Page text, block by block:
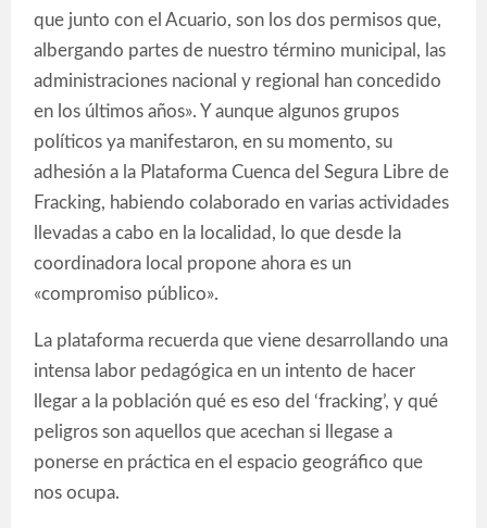
que junto con el Acuario, son los dos permisos que,
albergando partes de nuestro término municipal, las
administraciones nacional y regional han concedido
en los últimos años». Y aunque algunos grupos
políticos ya manifestaron, en su momento, su
adhesión a la Plataforma Cuenca del Segura Libre de
Fracking, habiendo colaborado en varias actividades
llevadas a cabo en la localidad, lo que desde la
coordinadora local propone ahora es un
«compromiso público».
La plataforma recuerda que viene desarrollando una
intensa labor pedagógica en un intento de hacer
llegar a la población qué es eso del ‘fracking’, y qué
peligros son aquellos que acechan si llegase a
ponerse en práctica en el espacio geográfico que
nos ocupa.